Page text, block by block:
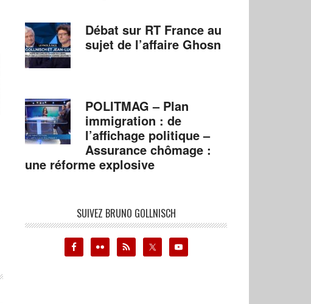
Débat sur RT France au
sujet de l’affaire Ghosn
POLITMAG – Plan
immigration : de
l’affichage politique –
Assurance chômage :
une réforme explosive
SUIVEZ BRUNO GOLLNISCH